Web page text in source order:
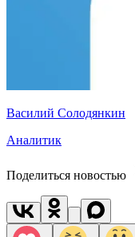
Василий Солодянкин
Аналитик
Поделиться новостью